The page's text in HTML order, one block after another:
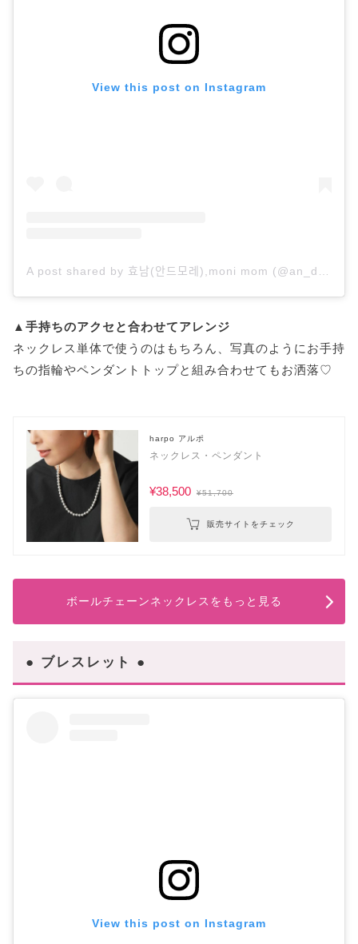
View this post on Instagram
▲手持ちのアクセと合わせてアレンジ
ネックレス単体で使うのはもちろん、写真のようにお手持
ちの指輪やペンダントトップと組み合わせてもお洒落♡
harpo アルポ
ネックレス・ペンダント
¥38,500 ¥51,700
販売サイトをチェック
ボールチェーンネックレスをもっと見る
● ブレスレット ●
View this post on Instagram